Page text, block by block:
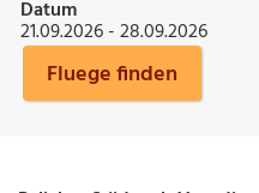
Datum
21.09.2026 - 28.09.2026
Fluege finden